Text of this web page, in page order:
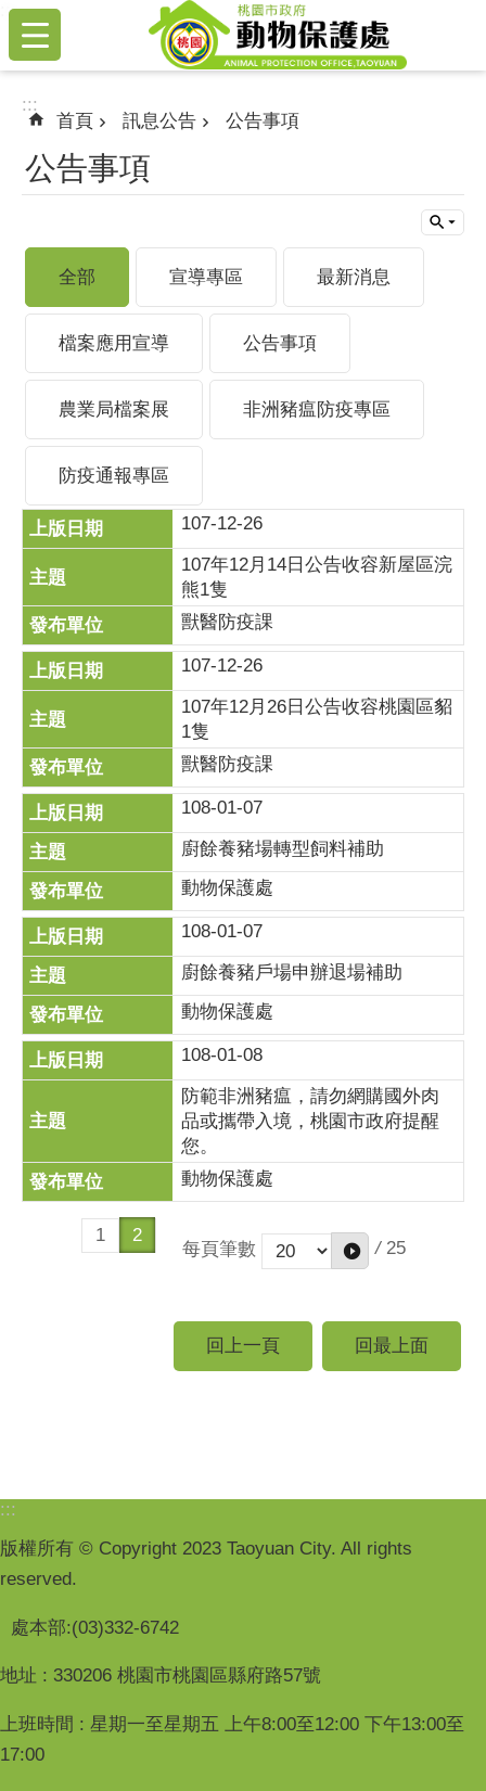
跳到主要內容區塊
:::
:::
首頁 訊息公告 公告事項
公告事項
全部 宣導專區 最新消息
檔案應用宣導 公告事項
農業局檔案展 非洲豬瘟防疫專區
防疫通報專區
107-12-26
107年12月14日公告收容新屋區浣
熊1隻
獸醫防疫課
107-12-26
107年12月26日公告收容桃園區貂
1隻
獸醫防疫課
108-01-07
廚餘養豬場轉型飼料補助
動物保護處
108-01-07
廚餘養豬戶場申辦退場補助
動物保護處
108-01-08
防範非洲豬瘟，請勿網購國外肉
品或攜帶入境，桃園市政府提醒
您。
動物保護處
1 2
每頁筆數 / 25
回上一頁 回最上面
:::
版權所有 © Copyright 2023 Taoyuan City. All rights
reserved.
處本部:(03)332-6742
地址 : 330206 桃園市桃園區縣府路57號
上班時間 : 星期一至星期五 上午8:00至12:00 下午13:00至
17:00